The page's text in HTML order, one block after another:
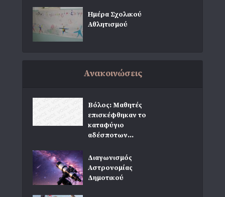
Ημέρα Σχολικού
Αθλητισμού
Ανακοινώσεις
Βόλος: Μαθητές
επισκέφθηκαν το
καταφύγιο
αδέσποτων...
Διαγωνισμός
Αστρονομίας
Δημοτικού